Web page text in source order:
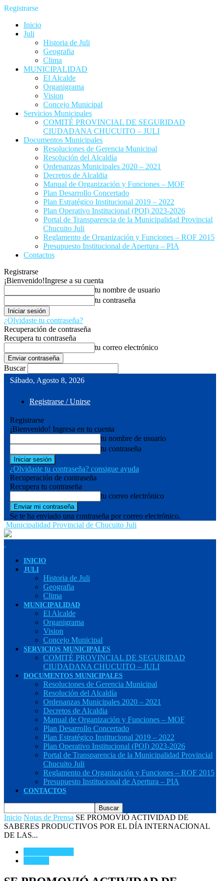
Registrarse
Inicio
Juli
Historia de Juli
Geografia
Clima
MUNICIPALIDAD
El Alcalde
Organigrama
Vision
Concejo Municipal
Servicios Municipales
COMITÉ PROVINCIAL DE SEGURIDAD
CIUDADANA CHUCUITO – JULI
Documentos Municipales
Resoluciones de Gerencia Municipal
Resolución del Alcaldía
Ordenanzas Municipales 2020 – 2021
Decretos de Alcaldia
Manual de Organización y Funciones – MOF
Plan Desarrollo Concertado
Plan Estratégico Institucional 2019 – 2022
Plan Operativo Institucional (POI) 2023-2026
Portal de Transparencia de la Municipalidad Provincial
Chucuito Juli
Reglamento de Organización y Funciones – ROF 2015
Presupuesto Institucional de Apertura – PIA
Contactos
Registrarse
¡Bienvenido!Ingrese a su cuenta
tu nombre de usuario
tu contraseña
¿Olvidaste tu contraseña?
Recuperación de contraseña
Recupera tu contraseña
tu correo electrónico
Buscar
Sábado, Agosto 8, 2026
Registrarse / Unirse
Registrarse
¡Bienvenido! Ingresa en tu cuenta
tu nombre de usuario
tu contraseña
¿Olvidaste tu contraseña? consigue ayuda
Recuperación de contraseña
Recupera tu contraseña
tu correo electrónico
Se te ha enviado una contraseña por correo electrónico.
Municipalidad Provincial de Chucuito Juli
INICIO
JULI
Historia de Juli
Geografia
Clima
MUNICIPALIDAD
El Alcalde
Organigrama
Vision
Concejo Municipal
SERVICIOS MUNICIPALES
COMITÉ PROVINCIAL DE SEGURIDAD
CIUDADANA CHUCUITO – JULI
DOCUMENTOS MUNICIPALES
Resoluciones de Gerencia Municipal
Resolución del Alcaldía
Ordenanzas Municipales 2020 – 2021
Decretos de Alcaldia
Manual de Organización y Funciones – MOF
Plan Desarrollo Concertado
Plan Estratégico Institucional 2019 – 2022
Plan Operativo Institucional (POI) 2023-2026
Portal de Transparencia de la Municipalidad Provincial
Chucuito Juli
Reglamento de Organización y Funciones – ROF 2015
Presupuesto Institucional de Apertura – PIA
CONTACTOS
Inicio Notas de Prensa SE PROMOVIÓ ACTIVIDAD DE
SABERES PRODUCTIVOS POR EL DÍA INTERNACIONAL
DE LAS...